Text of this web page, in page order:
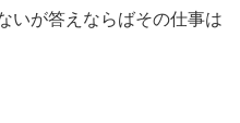
いが答えならばその仕事は